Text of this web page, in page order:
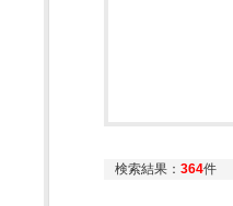
検索結果： 364件